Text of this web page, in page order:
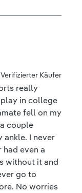
Verifizierter Käufer
really
in college
fell on my
couple
ankle. I never
even a
without it and
go to
No worries